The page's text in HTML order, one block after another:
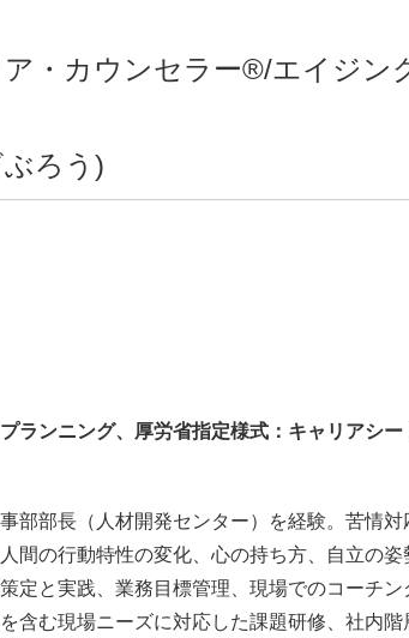
・カウンセラー®/エイジン
ろう)
ランニング、厚労省指定様式：キャリアシー
部部長（人材開発センター）を経験。苦情対
間の行動特性の変化、心の持ち方、自立の姿
定と実践、業務目標管理、現場でのコーチン
含む現場ニーズに対応した課題研修、社内階